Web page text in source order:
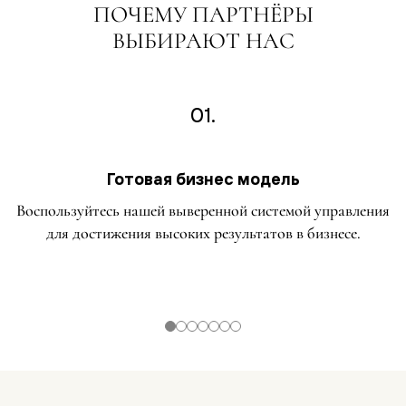
ПОЧЕМУ ПАРТНЁРЫ
ВЫБИРАЮТ НАС
01.
Готовая бизнес модель
Воспользуйтесь нашей выверенной системой управления
для достижения высоких результатов в бизнесе.